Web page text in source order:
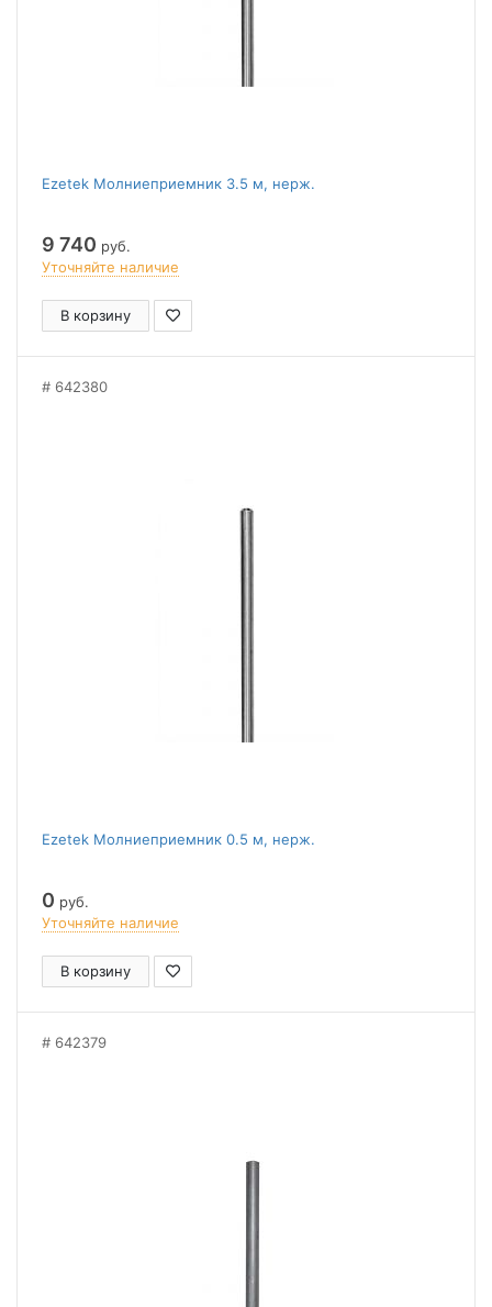
Ezetek Молниеприемник 3.5 м, нерж.
9 740 руб.
Уточняйте наличие
В корзину
642380
Ezetek Молниеприемник 0.5 м, нерж.
0 руб.
Уточняйте наличие
В корзину
642379